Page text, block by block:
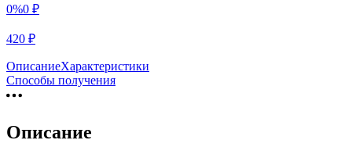
0%0 ₽
420 ₽
ОписаниеХарактеристики
Способы получения
Описание